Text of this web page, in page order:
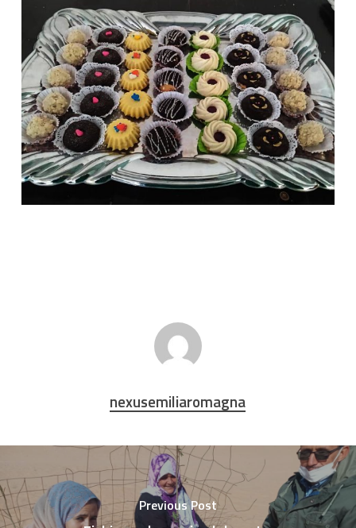
nexusemiliaromagna
Previous Post